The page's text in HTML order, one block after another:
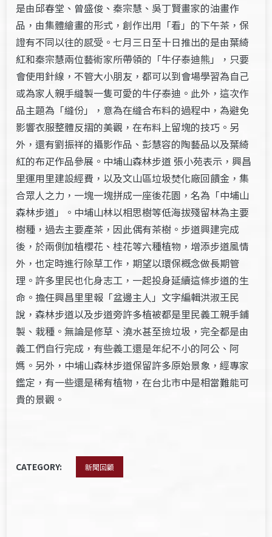
是由邱春堂、曾盛俊、秦宗慧、吳丁賢畫家的油畫作
品，由集體繪畫的形式，創作出用「看」的下午茶，保
證有不同以往的感受。七月三日至十日推出的是由葉綺
紅和秦宗慧兩位藝術家所帶領的「牛仔泰迪熊」，只要
會使用針線，不管大小朋友，都可以到會場學習為自己
或為家人親手縫製一隻可愛的牛仔泰迪。此外，這次作
品主題為「縫份」，意為在縫合布料的過程中，為避免
影響衣服整體反摺的美觀，在布料上留塊的技巧。另
外，還有劉振祥的攝影作品、彭慧容的陶藝品以及葉綺
紅的布疋作品參展。中埔山森林步道 張小苑表示，興昌
里運用里建設經費，以及文山區垃圾焚化廠回饋金，集
合眾人之力，一塊一塊拼成一座後花園，名為「中埔山
森林步道」。中埔山林以相思樹等低海拔殘留林為主要
樹種，過去主要產茶，因此偶有茶樹。步道興建完成
後，於兩側加植櫻花、桂花等六種植物，增添步道風情
外，也定時進行除草工作，期望以環保概念做長期管
理。許多里民也化身志工，一起投身延續這條步道的生
命。擔任興昌里里報「盆邊主人」文字編輯洪淑王民
說，森林步道以及步道旁許多植被都是里民義工親手鋪
製、栽種。無論是修草、澆水甚至撿垃圾，完全都是由
義工們自行完成，有些義工還是年紀不小的阿公、阿
媽。另外，中埔山森林步道保留許多原始景象，經專家
鑑定，有一些還是稀有植物，在台北市中是相當難能可
貴的景觀。
CATEGORY: 新聞回顧